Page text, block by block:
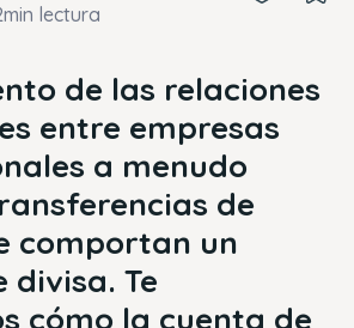
lectura
de las relaciones
entre empresas
a menudo
de
comportan un
divisa. Te
cómo la cuenta de